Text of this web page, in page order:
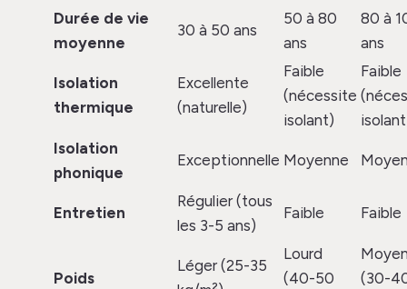
Durée de vie
moyenne
30 à 50 ans
50 à 80
ans
80 à
ans
Isolation
thermique
Excellente
(naturelle)
Faible
(nécessite
isolant)
Faible
Isolation
phonique
Exceptionnelle Moyenne
Entretien
Régulier (tous
les 3-5 ans)
Faible Faible
Poids
Léger (25-35
Lourd
(40-50
(30-